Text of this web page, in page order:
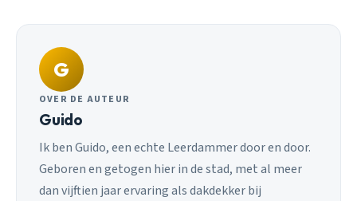
G
OVER DE AUTEUR
Guido
Ik ben Guido, een echte Leerdammer door en door.
Geboren en getogen hier in de stad, met al meer
dan vijftien jaar ervaring als dakdekker bij